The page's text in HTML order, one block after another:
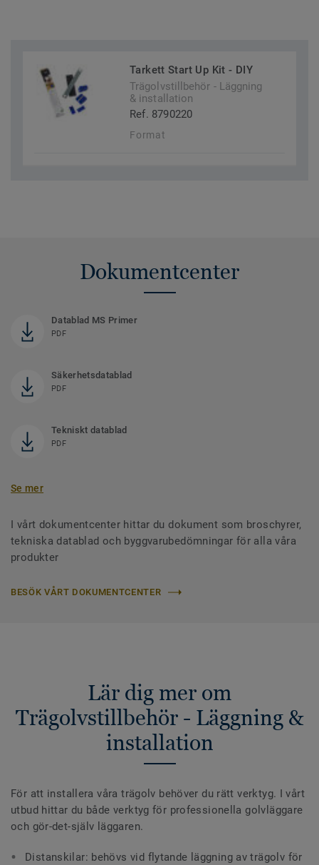
Tarkett Start Up Kit - DIY
Trägolvstillbehör - Läggning
& installation
Ref. 8790220
Format
Dokumentcenter
Datablad MS Primer
PDF
Säkerhetsdatablad
PDF
Tekniskt datablad
PDF
Se mer
I vårt dokumentcenter hittar du dokument som broschyrer,
tekniska datablad och byggvarubedömningar för alla våra
produkter
BESÖK VÅRT DOKUMENTCENTER
Lär dig mer om
Trägolvstillbehör - Läggning &
installation
För att installera våra trägolv behöver du rätt verktyg. I vårt
utbud hittar du både verktyg för professionella golvläggare
och gör-det-själv läggaren.
Distanskilar: behövs vid flytande läggning av trägolv för